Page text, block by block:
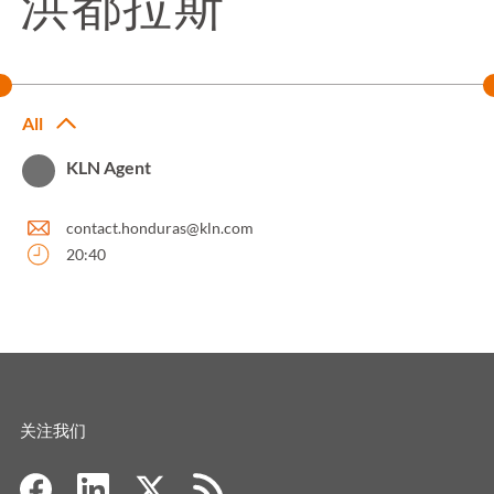
All
KLN Agent
contact.honduras@kln.com
20:40
关注我们